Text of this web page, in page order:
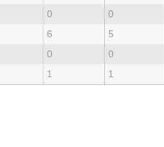
0 0
6 5
0 0
1 1